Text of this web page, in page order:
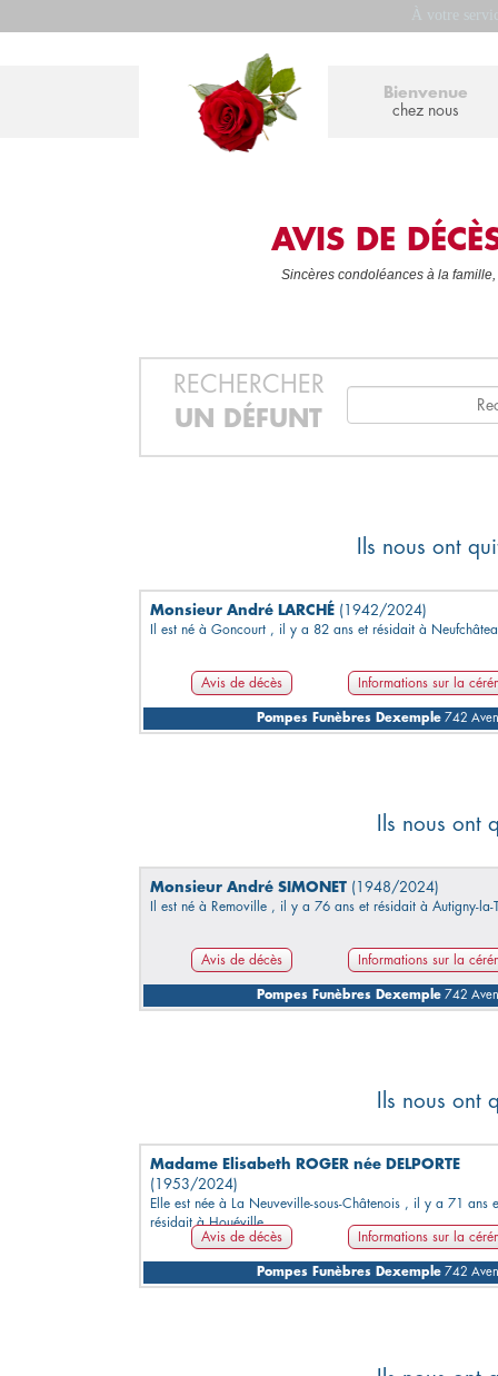
À votre
Bienvenue
chez nous
AVIS DE
Sincères condoléances à la
RECHERCHER
UN DÉFUNT
Ils nous ont
Monsieur André LARCHÉ (1942/2024)
Il est né à Goncourt , il y a 82 ans et résidait à
Avis de décès Informations sur la
Pompes Funèbres Dexemple742
Ils nous
Monsieur André SIMONET (1948/2024)
Il est né à Removille , il y a 76 ans et résidait à Autigny-la-
Avis de décès Informations sur la
Pompes Funèbres Dexemple742
Ils nous
Madame Elisabeth ROGER née DELPORTE
(1953/2024)
Elle est née à La Neuveville-sous-Châtenois , il y a 71 ans
résidait à Houéville.
Avis de décès
Informations sur la
Pompes Funèbres Dexemple742